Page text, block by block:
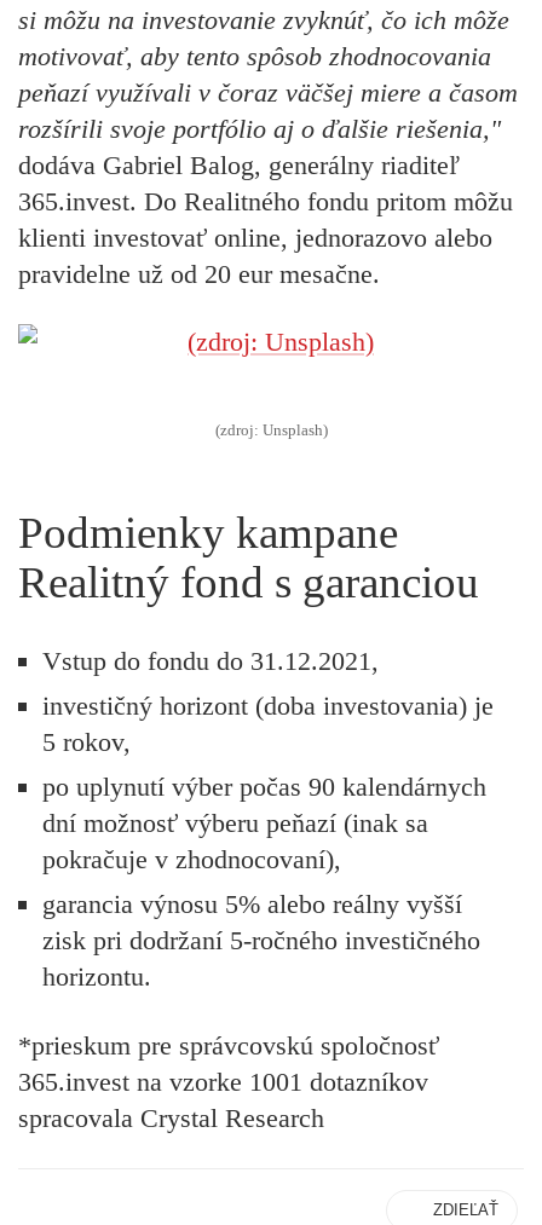
si môžu na investovanie zvyknúť, čo ich môže
motivovať, aby tento spôsob zhodnocovania
peňazí využívali v čoraz väčšej miere a časom
rozšírili svoje portfólio aj o ďalšie riešenia,"
dodáva Gabriel Balog, generálny riaditeľ
365.invest. Do Realitného fondu pritom môžu
klienti investovať online, jednorazovo alebo
pravidelne už od 20 eur mesačne.
(zdroj: Unsplash)
Podmienky kampane
Realitný fond s garanciou
Vstup do fondu do 31.12.2021,
investičný horizont (doba investovania) je
5 rokov,
po uplynutí výber počas 90 kalendárnych
dní možnosť výberu peňazí (inak sa
pokračuje v zhodnocovaní),
garancia výnosu 5% alebo reálny vyšší
zisk pri dodržaní 5-ročného investičného
horizontu.
*prieskum pre správcovskú spoločnosť
365.invest na vzorke 1001 dotazníkov
spracovala Crystal Research
ZDIEĽAŤ